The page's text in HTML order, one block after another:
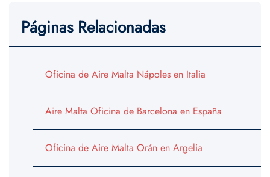
Páginas Relacionadas
Oficina de Aire Malta Nápoles en Italia
Aire Malta Oficina de Barcelona en España
Oficina de Aire Malta Orán en Argelia